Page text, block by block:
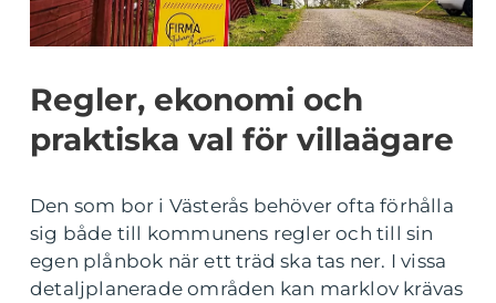
Regler, ekonomi och
praktiska val för villaägare
Den som bor i Västerås behöver ofta förhålla
sig både till kommunens regler och till sin
egen plånbok när ett träd ska tas ner. I vissa
detaljplanerade områden kan marklov krävas